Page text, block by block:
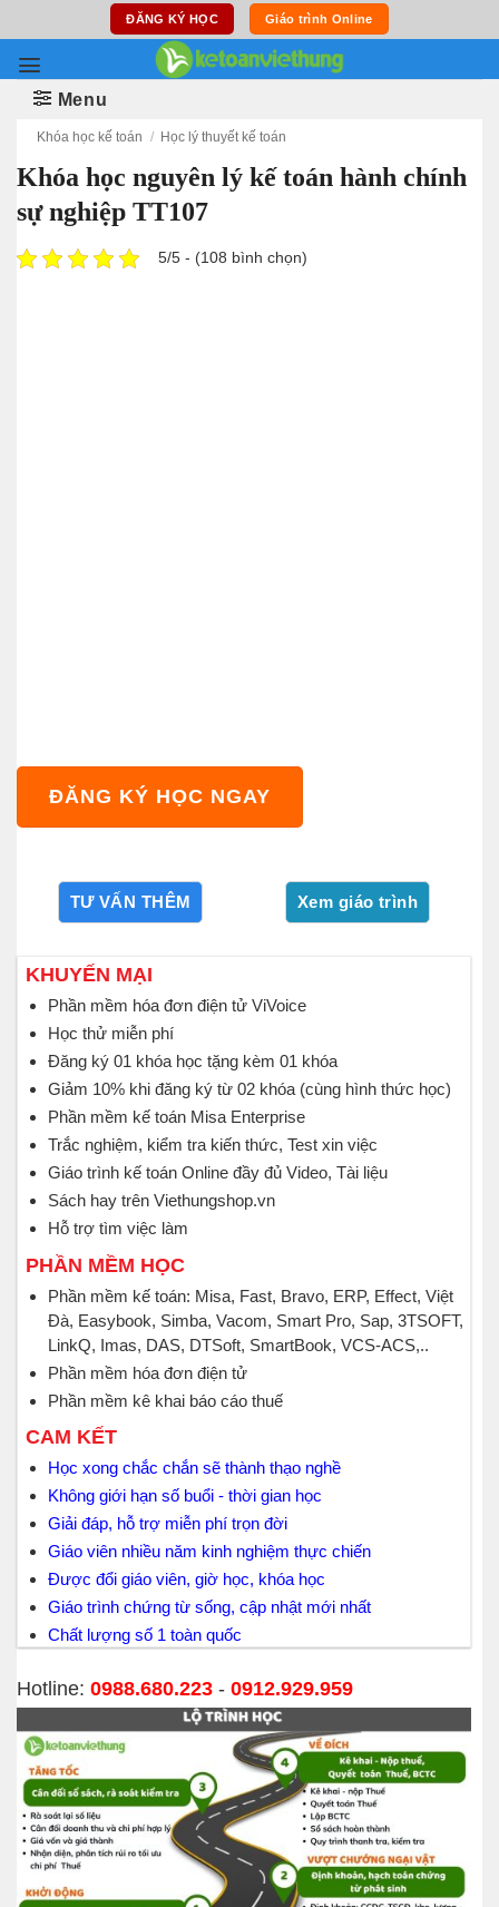
content
ĐĂNG KÝ HỌC Giáo trình Online
Menu
Khóa học kế toán / Học lý thuyết kế toán
Khóa học nguyên lý kế toán hành chính
sự nghiệp TT107
5/5 - (108 bình chọn)
ĐĂNG KÝ HỌC NGAY
KHUYẾN MẠI
Phần mềm hóa đơn điện tử ViVoice
Học thử miễn phí
Đăng ký 01 khóa học tặng kèm 01 khóa
Giảm 10% khi đăng ký từ 02 khóa (cùng hình thức học)
Phần mềm kế toán Misa Enterprise
Trắc nghiệm, kiểm tra kiến thức, Test xin việc
Giáo trình kế toán Online đầy đủ Video, Tài liệu
Sách hay trên Viethungshop.vn
Hỗ trợ tìm việc làm
PHẦN MỀM HỌC
Phần mềm kế toán: Misa, Fast, Bravo, ERP, Effect, Việt
Đà, Easybook, Simba, Vacom, Smart Pro, Sap, 3TSOFT,
LinkQ, Imas, DAS, DTSoft, SmartBook, VCS-ACS,..
Phần mềm hóa đơn điện tử
Phần mềm kê khai báo cáo thuế
CAM KẾT
Học xong chắc chắn sẽ thành thạo nghề
Không giới hạn số buổi - thời gian học
Giải đáp, hỗ trợ miễn phí trọn đời
Giáo viên nhiều năm kinh nghiệm thực chiến
Được đổi giáo viên, giờ học, khóa học
Giáo trình chứng từ sống, cập nhật mới nhất
Chất lượng số 1 toàn quốc
Hotline: 0988.680.223 - 0912.929.959